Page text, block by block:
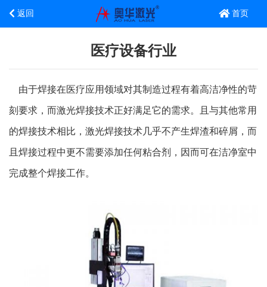
返回 首页
医疗设备行业
由于焊接在医疗应用领域对其制造过程有着高洁净性的苛
刻要求，而激光焊接技术正好满足它的需求。且与其他常用
的焊接技术相比，激光焊接技术几乎不产生焊渣和碎屑，而
且焊接过程中更不需要添加任何粘合剂，因而可在洁净室中
完成整个焊接工作。